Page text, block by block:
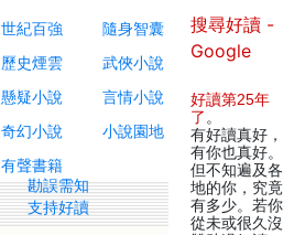
世紀百強
隨身智囊
歷史煙雲
武俠小說
懸疑小說
言情小說
奇幻小說
小說園地
有聲書籍
勘誤需知
支持好讀
搜尋好讀 -
Google
好讀第25年
了 。
有好讀真好，
有你也真好。
但不知遍及各
地的你，究竟
有多少。若你
從未或很久沒